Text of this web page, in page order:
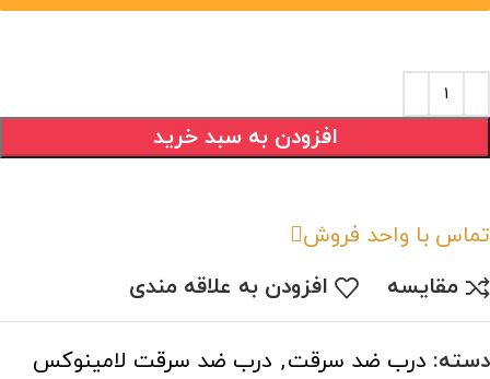
افزودن به سبد خرید
تماس با واحد فروش
مقایسه
افزودن به علاقه مندی
دسته: درب ضد سرقت, درب ضد سرقت لامینوکس